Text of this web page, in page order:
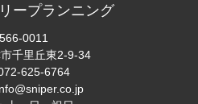
ープランニング
0011
千里丘東2-9-34
625-6764